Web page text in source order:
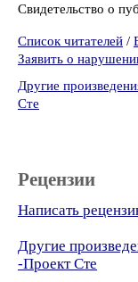
Свидетельство о
Список читателей /
Заявить о
Другие
Сте
Рецензии
Написать
Другие
-Проект Сте